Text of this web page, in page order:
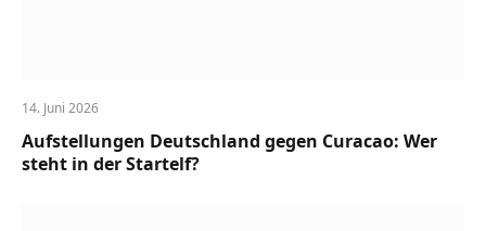
14. Juni 2026
Aufstellungen Deutschland gegen Curacao: Wer
steht in der Startelf?